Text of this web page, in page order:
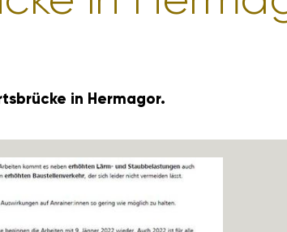
in Hermagor.